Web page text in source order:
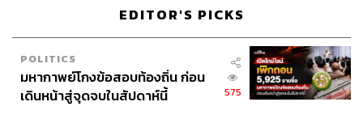
EDITOR'S PICKS
POLITICS
มหากาพย์โกงข้อสอบท้องถิ่น ก่อน
เดินหน้าสู่จุดจบในสัปดาห์นี้
575